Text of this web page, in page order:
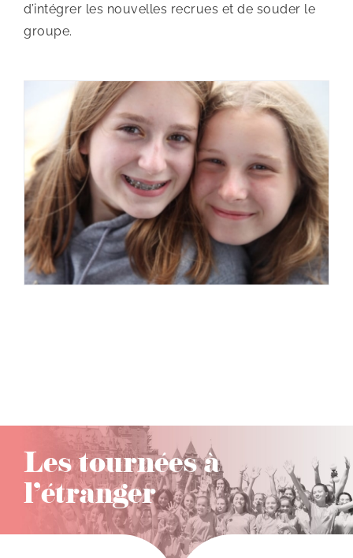
d’intégrer les nouvelles recrues et de souder le
groupe.
Les tournées à
l’étranger